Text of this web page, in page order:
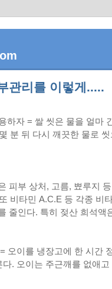
관리를 이렇게.....
하자 = 쌀 씻은 물을 얼마
분 뒤 다시 깨끗한 물로
피부 상처, 고름, 뾰루지
비타민 A.C.E 등 각종 비
줄인다. 특히 젖산 희석액
오이를 냉장고에 한 시간
. 오이는 주근깨를 없애